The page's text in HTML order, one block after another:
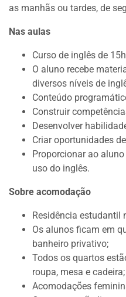
as manhãs ou tardes, de
Nas aulas
Curso de inglês de
O aluno recebe
diversos níveis de
Conteúdo
Construir
Desenvolver
Criar oportunidades
Proporcionar ao
uso do inglês.
Sobre acomodação
Residência estudantil
Os alunos ficam em
banheiro privativo;
Todos os quartos
roupa, mesa e cadeira;
Acomodações